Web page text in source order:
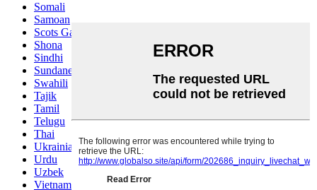
Somali
Samoan
Scots Gaelic
Shona
Sindhi
Sundanese
Swahili
Tajik
Tamil
Telugu
Thai
Ukrainian
Urdu
Uzbek
Vietnamese